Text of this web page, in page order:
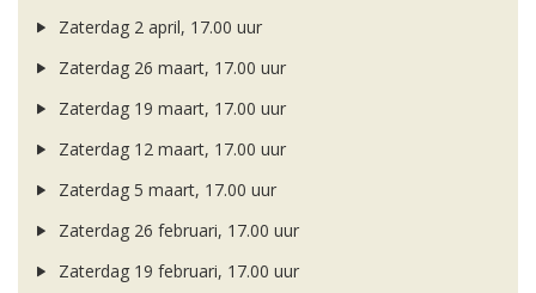
Zaterdag 2 april, 17.00 uur
Zaterdag 26 maart, 17.00 uur
Zaterdag 19 maart, 17.00 uur
Zaterdag 12 maart, 17.00 uur
Zaterdag 5 maart, 17.00 uur
Zaterdag 26 februari, 17.00 uur
Zaterdag 19 februari, 17.00 uur